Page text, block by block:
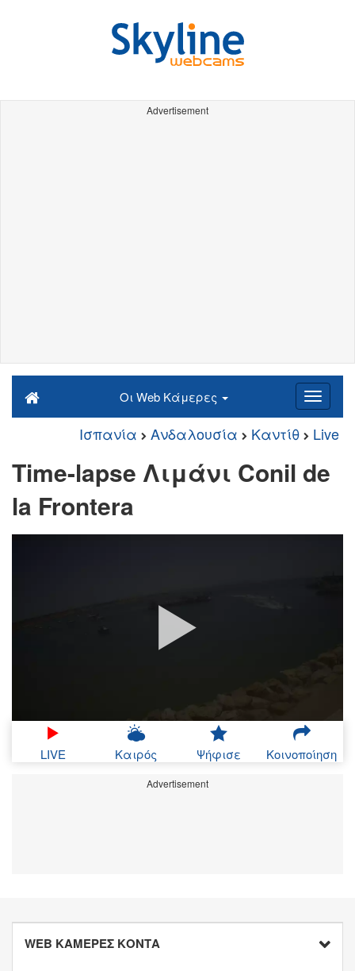
Advertisement
Οι Web Κάμερες
Ισπανία Ανδαλουσία Καντίθ Live
Time-lapse Λιμάνι Conil de
la Frontera
LIVE Καιρός Ψήφισε Κοινοποίηση
Advertisement
WEB ΚΑΜΕΡΕΣ ΚΟΝΤΑ